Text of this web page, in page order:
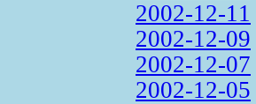
2002-12-11
2002-12-09
2002-12-07
2002-12-05